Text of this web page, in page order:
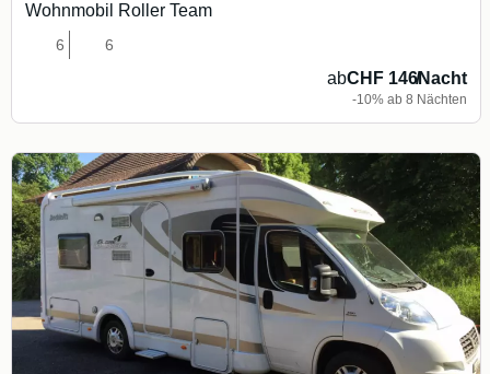
Wohnmobil Roller Team
6 6
abCHF 146/Nacht
-10% ab 8 Nächten